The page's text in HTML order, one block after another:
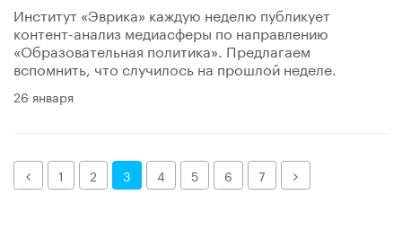
Институт «Эврика» каждую неделю публикует
контент-анализ медиасферы по направлению
«Образовательная политика». Предлагаем
вспомнить, что случилось на прошлой неделе.
26 января
Назад1 2 3 4 5 6 7 Далее